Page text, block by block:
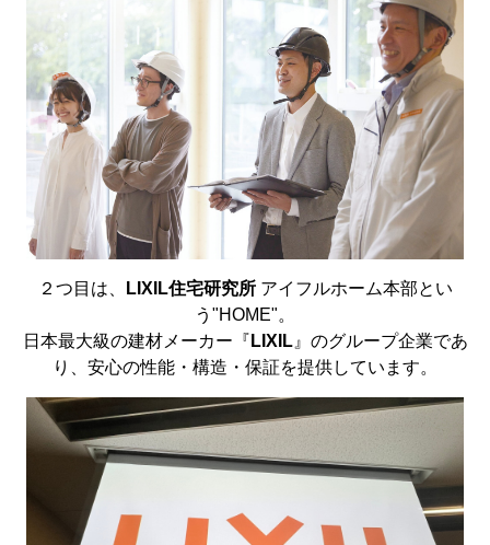
２つ目は、 LIXIL住宅研究所アイフルホーム本部とい
う"HOME"。
日本最大級の建材メーカー『 LIXIL』のグループ企業であ
り、安心の性能・構造・保証を提供しています。